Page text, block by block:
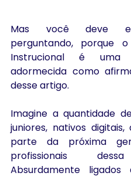
Mas você deve
perguntando, porque o
Instrucional é uma
adormecida como
desse artigo.
Imagine a quantidade
juniores, nativos
parte da próxima
profissionais
Absurdamente ligados